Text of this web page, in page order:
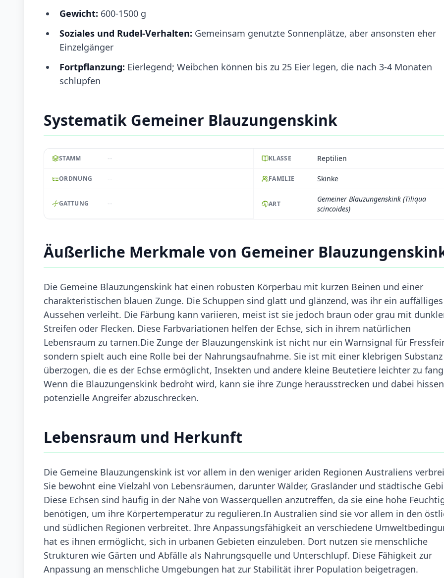
Gewicht: 600-1500 g
Soziales und Rudel-Verhalten: Gemeinsam genutzte Sonnenplätze, aber ansonsten eher
Einzelgänger
Fortpflanzung: Eierlegend; Weibchen können bis zu 25 Eier legen, die nach 3-4 Monaten
schlüpfen
Systematik Gemeiner Blauzungenskink
STAMM -- KLASSE Reptilien
ORDNUNG -- FAMILIE Skinke
GATTUNG -- ART
Gemeiner Blauzungenskink (Tiliqua
scincoides)
Äußerliche Merkmale von Gemeiner
Die Gemeine Blauzungenskink hat einen robusten Körperbau mit kurzen Beinen und einer
charakteristischen blauen Zunge. Die Schuppen sind glatt und glänzend, was ihr ein auffälliges
Aussehen verleiht. Die Färbung kann variieren, meist ist sie jedoch braun oder grau mit
Streifen oder Flecken. Diese Farbvariationen helfen der Echse, sich in ihrem natürlichen
Lebensraum zu tarnen.Die Zunge der Blauzungenskink ist nicht nur ein Warnsignal für
sondern spielt auch eine Rolle bei der Nahrungsaufnahme. Sie ist mit einer klebrigen Substanz
überzogen, die es der Echse ermöglicht, Insekten und andere kleine Beutetiere leichter zu
Wenn die Blauzungenskink bedroht wird, kann sie ihre Zunge herausstrecken und dabei
potenzielle Angreifer abzuschrecken.
Lebensraum und Herkunft
Die Gemeine Blauzungenskink ist vor allem in den weniger ariden Regionen Australiens
Sie bewohnt eine Vielzahl von Lebensräumen, darunter Wälder, Grasländer und städtische
Diese Echsen sind häufig in der Nähe von Wasserquellen anzutreffen, da sie eine hohe
benötigen, um ihre Körpertemperatur zu regulieren.In Australien sind sie vor allem in den
und südlichen Regionen verbreitet. Ihre Anpassungsfähigkeit an verschiedene
hat es ihnen ermöglicht, sich in urbanen Gebieten einzuleben. Dort nutzen sie menschliche
Strukturen wie Gärten und Abfälle als Nahrungsquelle und Unterschlupf. Diese Fähigkeit zur
Anpassung an menschliche Umgebungen hat zur Stabilität ihrer Population beigetragen.